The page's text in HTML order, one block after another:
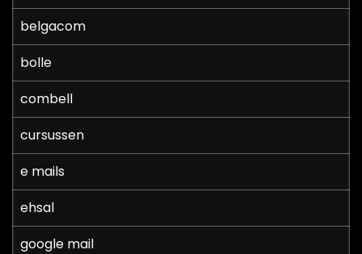
belgacom
bolle
combell
cursussen
e mails
ehsal
google mail